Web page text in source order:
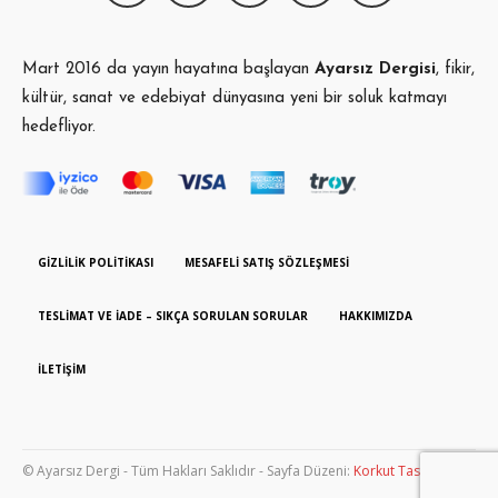
Mart 2016 da yayın hayatına başlayan Ayarsız Dergisi, fikir,
kültür, sanat ve edebiyat dünyasına yeni bir soluk katmayı
hedefliyor.
GIZLILIK POLITIKASI MESAFELI SATIŞ SÖZLEŞMESI
TESLIMAT VE İADE – SIKÇA SORULAN SORULAR HAKKIMIZDA
İLETIŞIM
© Ayarsız Dergi - Tüm Hakları Saklıdır - Sayfa Düzeni: Korkut Tasarım